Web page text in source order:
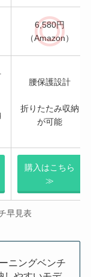
6,580円
（Amazon）
腰保護設計
折りたたみ収納
が可能
購入はこちら
≫
早見表
ニングベンチ